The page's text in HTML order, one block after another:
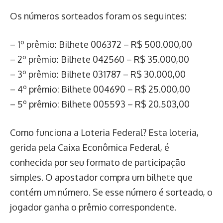
Os números sorteados foram os seguintes:
– 1º prêmio: Bilhete 006372 – R$ 500.000,00
– 2º prêmio: Bilhete 042560 – R$ 35.000,00
– 3º prêmio: Bilhete 031787 – R$ 30.000,00
– 4º prêmio: Bilhete 004690 – R$ 25.000,00
– 5º prêmio: Bilhete 005593 – R$ 20.503,00
Como funciona a Loteria Federal? Esta loteria,
gerida pela Caixa Econômica Federal, é
conhecida por seu formato de participação
simples. O apostador compra um bilhete que
contém um número. Se esse número é sorteado, o
jogador ganha o prêmio correspondente.